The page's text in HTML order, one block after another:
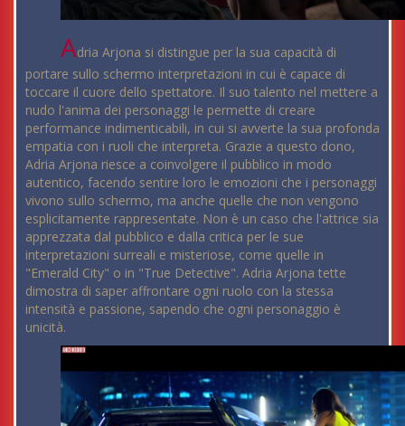
Adria Arjona si distingue per la sua capacità di
portare sullo schermo interpretazioni in cui è capace di
toccare il cuore dello spettatore. Il suo talento nel mettere a
nudo l'anima dei personaggi le permette di creare
performance indimenticabili, in cui si avverte la sua profonda
empatia con i ruoli che interpreta. Grazie a questo dono,
Adria Arjona riesce a coinvolgere il pubblico in modo
autentico, facendo sentire loro le emozioni che i personaggi
vivono sullo schermo, ma anche quelle che non vengono
esplicitamente rappresentate. Non è un caso che l'attrice sia
apprezzata dal pubblico e dalla critica per le sue
interpretazioni surreali e misteriose, come quelle in
"Emerald City" o in "True Detective". Adria Arjona tette
dimostra di saper affrontare ogni ruolo con la stessa
intensità e passione, sapendo che ogni personaggio è
unicità.